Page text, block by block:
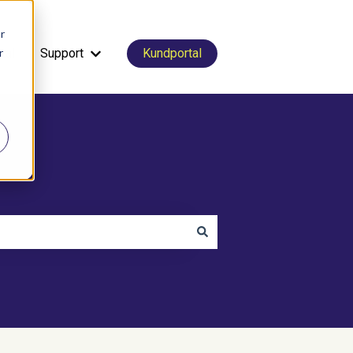
Support
Visa undermeny för Support
Kundportal